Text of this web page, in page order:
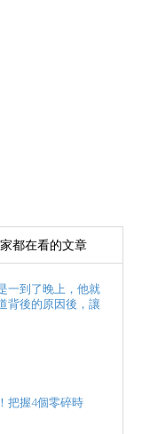
都在看的文章
一到了晚上，他就
背後的原因後，讓
把握4個零碎時